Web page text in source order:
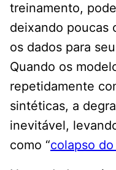
treinamento,
deixando poucas
os dados para
Quando os
repetidamente
sintéticas, a
inevitável,
como “colapso